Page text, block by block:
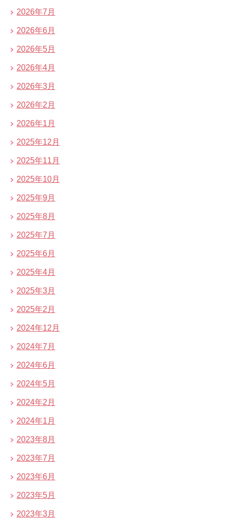
2026年7月
2026年6月
2026年5月
2026年4月
2026年3月
2026年2月
2026年1月
2025年12月
2025年11月
2025年10月
2025年9月
2025年8月
2025年7月
2025年6月
2025年4月
2025年3月
2025年2月
2024年12月
2024年7月
2024年6月
2024年5月
2024年2月
2024年1月
2023年8月
2023年7月
2023年6月
2023年5月
2023年3月